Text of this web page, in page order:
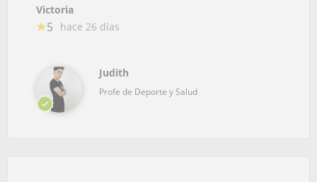
Victoria
5 hace 26 días
Judith
Profe de Deporte y Salud